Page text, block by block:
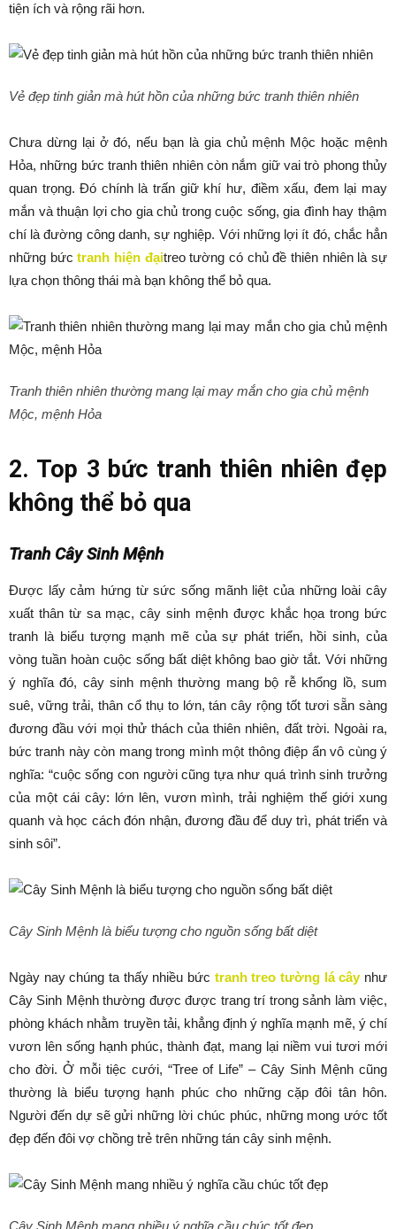
tiện ích và rộng rãi hơn.
Vẻ đẹp tinh giản mà hút hồn của những bức tranh thiên nhiên
Chưa dừng lại ở đó, nếu bạn là gia chủ mệnh Mộc hoặc mệnh
Hỏa, những bức tranh thiên nhiên còn nắm giữ vai trò phong thủy
quan trọng. Đó chính là trấn giữ khí hư, điềm xấu, đem lại may
mắn và thuận lợi cho gia chủ trong cuộc sống, gia đình hay thậm
chí là đường công danh, sự nghiệp. Với những lợi ít đó, chắc hẳn
những bứctranh hiện đạitreo tường có chủ đề thiên nhiên là sự
lựa chọn thông thái mà bạn không thể bỏ qua.
Tranh thiên nhiên thường mang lại may mắn cho gia chủ mệnh
Mộc, mệnh Hỏa
2. Top 3 bức tranh thiên nhiên đẹp
không thể bỏ qua
Tranh Cây Sinh Mệnh
Được lấy cảm hứng từ sức sống mãnh liệt của những loài cây
xuất thân từ sa mạc, cây sinh mệnh được khắc họa trong bức
tranh là biểu tượng mạnh mẽ của sự phát triển, hồi sinh, của
vòng tuần hoàn cuộc sống bất diệt không bao giờ tắt. Với những
ý nghĩa đó, cây sinh mệnh thường mang bộ rễ khổng lồ, sum
suê, vững trải, thân cổ thụ to lớn, tán cây rộng tốt tươi sẵn sàng
đương đầu với mọi thử thách của thiên nhiên, đất trời. Ngoài ra,
bức tranh này còn mang trong mình một thông điệp ẩn vô cùng ý
nghĩa: “cuộc sống con người cũng tựa như quá trình sinh trưởng
của một cái cây: lớn lên, vươn mình, trải nghiệm thế giới xung
quanh và học cách đón nhận, đương đầu để duy trì, phát triển và
sinh sôi”.
Cây Sinh Mệnh là biểu tượng cho nguồn sống bất diệt
Ngày nay chúng ta thấy nhiều bức tranh treo tường lá câynhư
Cây Sinh Mệnh thường được được trang trí trong sảnh làm việc,
phòng khách nhằm truyền tải, khẳng định ý nghĩa mạnh mẽ, ý chí
vươn lên sống hạnh phúc, thành đạt, mang lại niềm vui tươi mới
cho đời. Ở mỗi tiệc cưới, “Tree of Life” – Cây Sinh Mệnh cũng
thường là biểu tượng hạnh phúc cho những cặp đôi tân hôn.
Người đến dự sẽ gửi những lời chúc phúc, những mong ước tốt
đẹp đến đôi vợ chồng trẻ trên những tán cây sinh mệnh.
Cây Sinh Mệnh mang nhiều ý nghĩa cầu chúc tốt đẹp